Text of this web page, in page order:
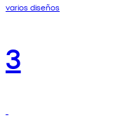
varios diseños
3